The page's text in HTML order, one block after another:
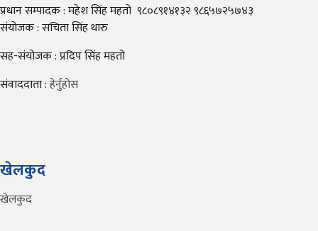
प्रधान सम्पादक : महेश सिंह महतो ९८०८९१४१३२ ९८६५७२५७४३
संयोजक : सचिता सिंह थारु
सह-संयोजक : प्रदिप सिंह महतो
संवाददाता :हेर्नुहोस
खेलकुद
खेलकुद